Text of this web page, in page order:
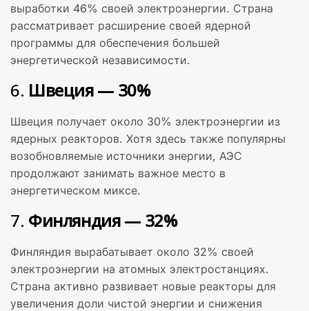
выработки 46% своей электроэнергии. Страна
рассматривает расширение своей ядерной
программы для обеспечения большей
энергетической независимости.
6. Швеция — 30%
Швеция получает около 30% электроэнергии из
ядерных реакторов. Хотя здесь также популярны
возобновляемые источники энергии, АЭС
продолжают занимать важное место в
энергетическом миксе.
7. Финляндия — 32%
Финляндия вырабатывает около 32% своей
электроэнергии на атомных электростанциях.
Страна активно развивает новые реакторы для
увеличения доли чистой энергии и снижения